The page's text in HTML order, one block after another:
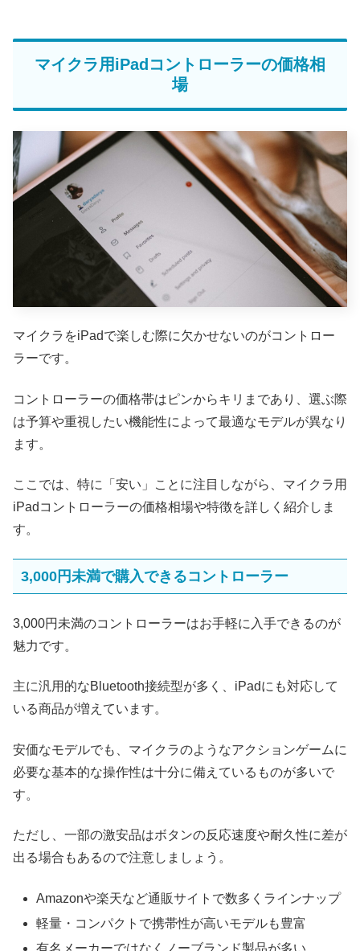
マイクラ用iPadコントローラーの価格相
場
マイクラをiPadで楽しむ際に欠かせないのがコントロー
ラーです。
コントローラーの価格帯はピンからキリまであり、選ぶ際
は予算や重視したい機能性によって最適なモデルが異なり
ます。
ここでは、特に「安い」ことに注目しながら、マイクラ用
iPadコントローラーの価格相場や特徴を詳しく紹介しま
す。
3,000円未満で購入できるコントローラー
3,000円未満のコントローラーはお手軽に入手できるのが
魅力です。
主に汎用的なBluetooth接続型が多く、iPadにも対応して
いる商品が増えています。
安価なモデルでも、マイクラのようなアクションゲームに
必要な基本的な操作性は十分に備えているものが多いで
す。
ただし、一部の激安品はボタンの反応速度や耐久性に差が
出る場合もあるので注意しましょう。
Amazonや楽天など通販サイトで数多くラインナップ
軽量・コンパクトで携帯性が高いモデルも豊富
有名メーカーではなくノーブランド製品が多い